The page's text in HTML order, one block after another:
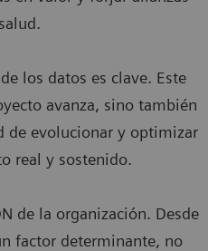
los datos es clave. Este
avanza, sino también
de evolucionar y optimizar
real y sostenido.
de la organización. Desde
factor determinante, no